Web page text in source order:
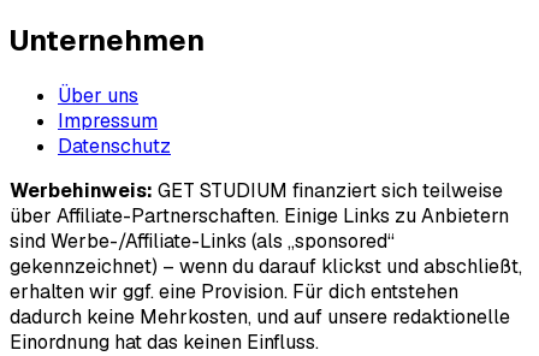
Unternehmen
Über uns
Impressum
Datenschutz
Werbehinweis: GET STUDIUM finanziert sich teilweise
über Affiliate-Partnerschaften. Einige Links zu Anbietern
sind Werbe-/Affiliate-Links (als „sponsored“
gekennzeichnet) – wenn du darauf klickst und abschließt,
erhalten wir ggf. eine Provision. Für dich entstehen
dadurch keine Mehrkosten, und auf unsere redaktionelle
Einordnung hat das keinen Einfluss.